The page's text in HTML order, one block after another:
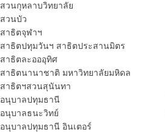
สวนกุหลาบวิทยาลัย
สวนบัว
สาธิตจุฬาฯ
สาธิตปทุมวันฯ สาธิตประสานมิตร
สาธิตละอออุทิศ
สาธิตนานาชาติ มหาวิทยาลัยมหิดล
สาธิตฯสวนสุนันทา
อนุบาลปทุมธานี
อนุบาลธนะวิทย์
อนุบาลปทุมธานี อินเตอร์